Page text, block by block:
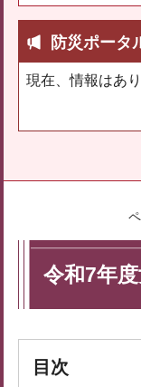
防災ポータ
現在、情報はあり
令和7年
目次